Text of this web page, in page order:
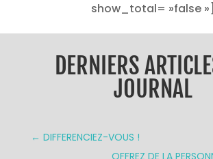
show_total= »false »]
DERNIERS
JOURNAL
← DIFFERENCIEZ-VOUS !